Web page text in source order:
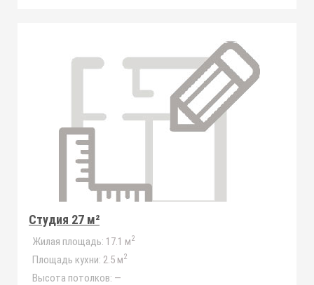
Студия 27 м²
Жилая площадь: 17.1 м2
Площадь кухни: 2.5 м2
Высота потолков: —